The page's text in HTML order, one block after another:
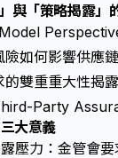
與「策略揭露」
如何影響供應
的雙重重大性揭
Party
大意義
壓力：金管會